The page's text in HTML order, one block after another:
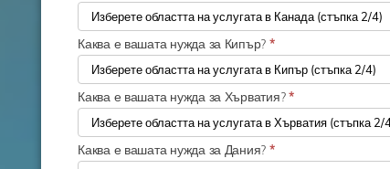
Каква е вашата нужда за Кипър? *
Каква е вашата нужда за Хърватия?*
Каква е вашата нужда за Дания? *